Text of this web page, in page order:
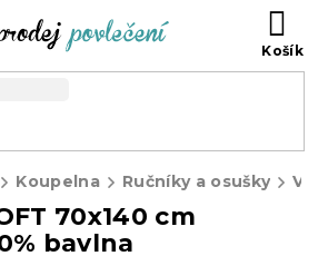
Koupelna Ručníky a osušky
70x140 cm
bavlna